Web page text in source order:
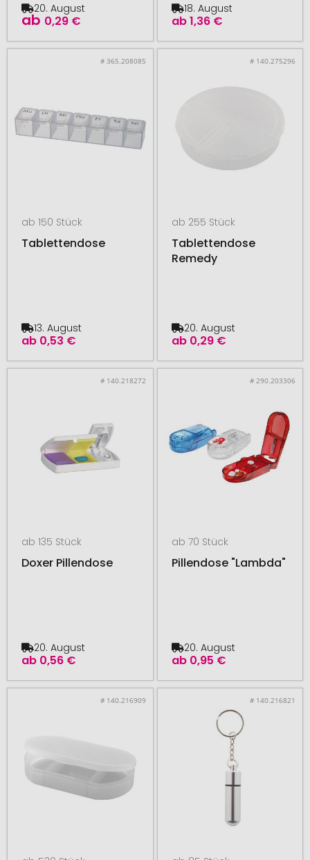
ab 0,29 €
20. August
ab1,36 €
18. August
# 365.208085
ab 150 Stück
Tablettendose
ab 0,53 €
13. August
# 140.275296
ab 255 Stück
Tablettendose
Remedy
ab 0,29 €
20. August
# 140.218272
ab 135 Stück
Doxer Pillendose
ab 0,56 €
20. August
# 290.203306
ab 70 Stück
Pillendose "Lambda"
ab 0,95 €
20. August
# 140.216909 # 140.216821